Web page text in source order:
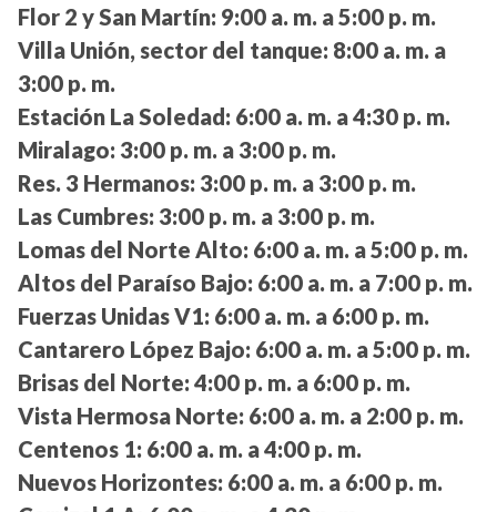
Flor 2 y San Martín: 9:00 a. m. a 5:00 p. m.
Villa Unión, sector del tanque: 8:00 a. m. a
3:00 p. m.
Estación La Soledad: 6:00 a. m. a 4:30 p. m.
Miralago: 3:00 p. m. a 3:00 p. m.
Res. 3 Hermanos: 3:00 p. m. a 3:00 p. m.
Las Cumbres: 3:00 p. m. a 3:00 p. m.
Lomas del Norte Alto: 6:00 a. m. a 5:00 p. m.
Altos del Paraíso Bajo: 6:00 a. m. a 7:00 p. m.
Fuerzas Unidas V1: 6:00 a. m. a 6:00 p. m.
Cantarero López Bajo: 6:00 a. m. a 5:00 p. m.
Brisas del Norte: 4:00 p. m. a 6:00 p. m.
Vista Hermosa Norte: 6:00 a. m. a 2:00 p. m.
Centenos 1: 6:00 a. m. a 4:00 p. m.
Nuevos Horizontes: 6:00 a. m. a 6:00 p. m.